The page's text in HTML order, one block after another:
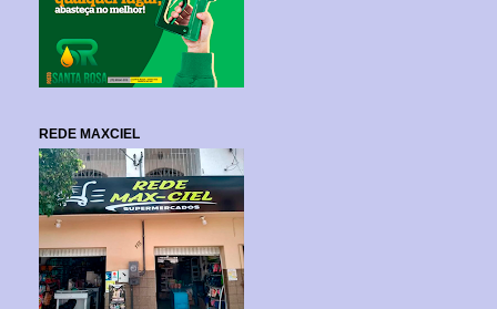
REDE MAXCIEL